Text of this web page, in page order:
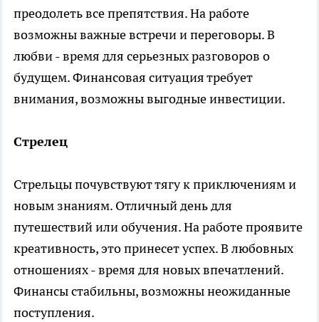
преодолеть все препятствия. На работе
возможны важные встречи и переговоры. В
любви - время для серьезных разговоров о
будущем. Финансовая ситуация требует
внимания, возможны выгодные инвестиции.
Стрелец
Стрельцы почувствуют тягу к приключениям и
новым знаниям. Отличный день для
путешествий или обучения. На работе проявите
креативность, это принесет успех. В любовных
отношениях - время для новых впечатлений.
Финансы стабильны, возможны неожиданные
поступления.